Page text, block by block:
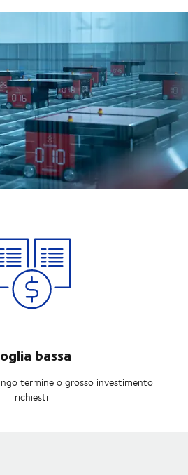
la tua azienda
bassa
termine o grosso investimento
richiesti